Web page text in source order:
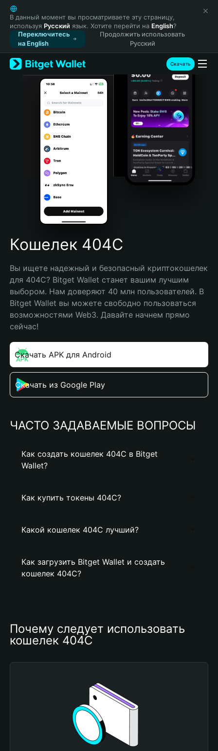
English
日本語
Tiếng Việt
Русский
Español (Latinoamérica)
Türkçe
Italiano
Português (Portugal)
Bahasa Indonesia
Português (Brasil)
Español (Argentina)
В данный момент вы просматриваете эту страницу,
используя Русский язык. Хотите перейти на English?
Переключитесь
на English
Продолжить использовать
Русский
Скачать
Кошелек 404C
Вы ищете надежный и безопасный криптокошелек
для 404C? Bitget Wallet станет вашим лучшим
выбором. Нам доверяют 40 млн пользователей. В
Bitget Wallet вы можете свободно пользоваться
возможностями Web3. Давайте начнем прямо
сейчас!
Скачать APK для Android
Скачать из Google Play
ЧАСТО ЗАДАВАЕМЫЕ ВОПРОСЫ
Как создать кошелек 404C в Bitget
Wallet?
Как купить токены 404C?
Какой кошелек 404C лучший?
Как загрузить Bitget Wallet и создать
кошелек 404C?
Почему следует использовать
кошелек 404C